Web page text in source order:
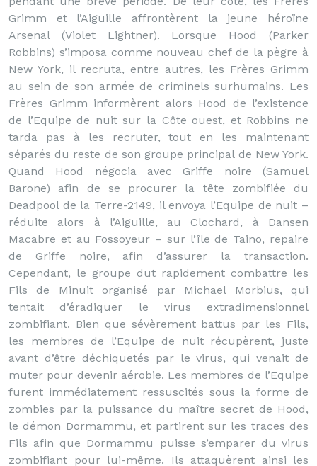
Grimm et l’Aiguille affrontèrent la jeune héroïne
Arsenal (Violet Lightner). Lorsque Hood (Parker
Robbins) s’imposa comme nouveau chef de la pègre à
New York, il recruta, entre autres, les Frères Grimm
au sein de son armée de criminels surhumains. Les
Frères Grimm informèrent alors Hood de l’existence
de l’Equipe de nuit sur la Côte ouest, et Robbins ne
tarda pas à les recruter, tout en les maintenant
séparés du reste de son groupe principal de New York.
Quand Hood négocia avec Griffe noire (Samuel
Barone) afin de se procurer la tête zombifiée du
Deadpool de la Terre-2149, il envoya l’Equipe de nuit –
réduite alors à l’Aiguille, au Clochard, à Dansen
Macabre et au Fossoyeur – sur l’île de Taino, repaire
de Griffe noire, afin d’assurer la transaction.
Cependant, le groupe dut rapidement combattre les
Fils de Minuit organisé par Michael Morbius, qui
tentait d’éradiquer le virus extradimensionnel
zombifiant. Bien que sévèrement battus par les Fils,
les membres de l’Equipe de nuit récupèrent, juste
avant d’être déchiquetés par le virus, qui venait de
muter pour devenir aérobie. Les membres de l’Equipe
furent immédiatement ressuscités sous la forme de
zombies par la puissance du maître secret de Hood,
le démon Dormammu, et partirent sur les traces des
Fils afin que Dormammu puisse s’emparer du virus
zombifiant pour lui-même. Ils attaquèrent ainsi les